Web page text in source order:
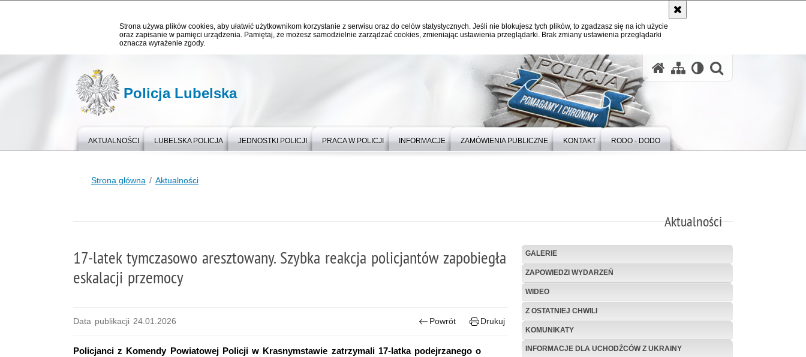
Strona używa plików cookies, aby ułatwić użytkownikom korzystanie z serwisu oraz do celów statystycznych. Jeśli nie blokujesz tych plików, to zgadzasz się na ich użycie
oraz zapisanie w pamięci urządzenia. Pamiętaj, że możesz samodzielnie zarządzać cookies, zmieniając ustawienia przeglądarki. Brak zmiany ustawienia przeglądarki
oznacza wyrażenie zgody.
Policja Lubelska
AKTUALNOŚCI LUBELSKA POLICJA JEDNOSTKI POLICJI PRACA W POLICJI INFORMACJE ZAMÓWIENIA PUBLICZNE KONTAKT RODO - DODO
Strona główna Aktualności
Aktualności
17-latek tymczasowo aresztowany. Szybka reakcja policjantów zapobiegła
eskalacji przemocy
Data publikacji 24.01.2026 Powrót Drukuj
Policjanci z Komendy Powiatowej Policji w Krasnymstawie zatrzymali 17-latka podejrzanego o
GALERIE
ZAPOWIEDZI WYDARZEŃ
WIDEO
Z OSTATNIEJ CHWILI
KOMUNIKATY
INFORMACJE DLA UCHODŹCÓW Z UKRAINY